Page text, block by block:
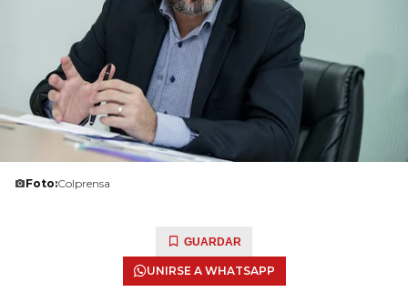
Foto:Colprensa
GUARDAR
UNIRSE A WHATSAPP